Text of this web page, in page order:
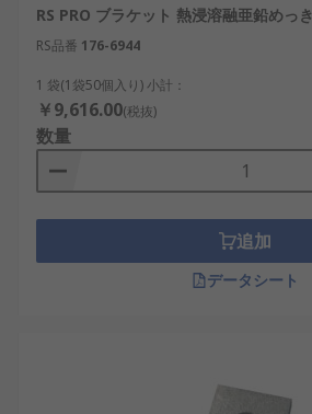
RS PRO ブラケット 熱浸溶融亜鉛めっき
RS品番 176-6944
1 袋(1袋50個入り) 小計：
￥9,616.00(税抜)
数量
追加
データシート